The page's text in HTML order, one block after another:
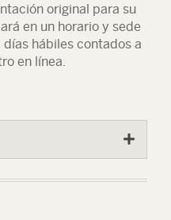
original para su
en un horario y sede
hábiles contados a
en línea.